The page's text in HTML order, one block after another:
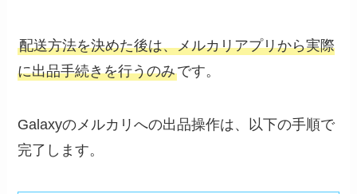
配送方法を決めた後は、メルカリアプリから実際
に出品手続きを行うのみです。
Galaxyのメルカリへの出品操作は、以下の手順で
完了します。